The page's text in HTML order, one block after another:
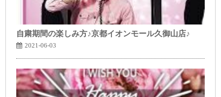
自粛期間の楽しみ方♪京都イオンモール久御山店♪
2021-06-03